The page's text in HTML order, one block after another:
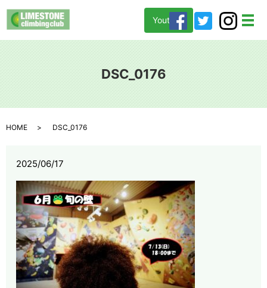
メ
Youtube
DSC_0176
HOME DSC_0176
2025/06/17